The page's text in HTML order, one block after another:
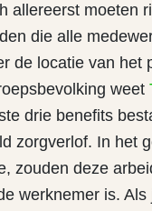
allereerst moeten
die alle
de locatie van het
weet
drie benefits
zorgverlof. In het
zouden deze
werknemer is.